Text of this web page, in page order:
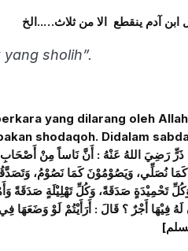
آدم ينقطع الا من ثلاث…..الخ
sholih”.
yang dilarang oleh Allah
shodaqoh. Didalam
رَضِيَ اللهُ عَنْهُ : أَنَّ نَاساً مِنْ أَصْحَابِ
نُصَلِّي، وَيَصُوْمُوْنَ كَمَا نَصُوْمُ،
تَحْمِيْدَةٍ صَدَقَةً، وَكُلِّ تَهْلِيْلَةٍ صَدَقَةً